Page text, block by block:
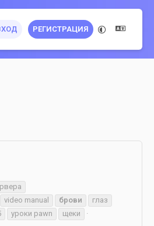
РЕГИСТРАЦИЯ
video manual брови
глаз
уроки pawn
щеки